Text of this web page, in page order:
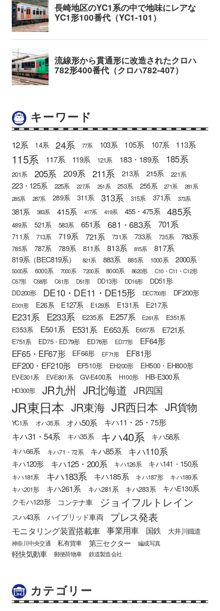
キーワード
12系 14系 24系 77系 103系 105系 107系 113系
115系 117系 119系 121系 183・189系 185系
201系 205系 209系 211系 213系 215系 221系
223・125系 225系 227系 251系 253系 255系 271系
281系
285系
287系 289系 311系 313系 315系 371系 373系
381系 383系 415系 417系 419系 455・475系 485系
489系 521系 583系 651系 681・683系 701系
711系 713系 719系 721系 731系 733系 735系 783系
785系 787系 789系 811系 813系 815系 817系
819系（BEC819系） 821系 883系 885系 1000系 2000系
5000系 6000系 7000系 7200系 8000系 8620形
C10・C11・C12形
C57形
C58形 C61形 D51形 DD13形 DD16形 DD51形
DD200形 DE10・DE11・DE15形 DEC700形 DF200形
E001形 E26系 E127系 E129系 E131系 E217系
E231系 E233系 E235系 E257系 E261系 E351系
E353系 E501系 E531系 E653系 E657系 E721系
E751系 ED75・ED79形 ED76形 ED77形 EF64形
EF65・EF67形 EF66形 EF71形
EF81形
EF200・EF210形
EF510形 EH200形 EH500・EH800形
EV-E301系 EV-E801系 GV-E400系 H100形 HB-E300系
HD300形 JR九州 JR北海道 JR四国
JR東日本 JR東海 JR西日本 JR貨物
YC1系 オハ35系 オハ50系 キハ11・25・75形
キハ31・54系 キハ35系 キハ40系 キハ58系
キハ66系 キハ71・72系 キハ85系 キハ110系
キハ120形 キハ125・200系 キハ126系 キハ141・150系
キハ181系 キハ183系 キハ185系 キハ187形
キハ189系
キハ201形
キハ261系 キハ281系 キハ283系
キハE130系
クモハ123形
コンテナ車 ジョイフルトレイン
スハ43系 ハイブリッド車両 プレス発表
モニタリング装置搭載車 事業用車 国鉄 大井川鐵道
神奈川中央交通 私有貨車 第三セクター 編成写真
軽快気動車 郵便荷物車 鉄道製造会社
カテゴリー